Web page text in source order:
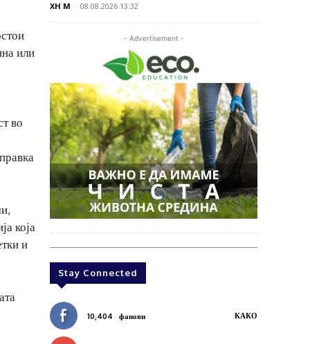
или
во
која
и
XH M - 08.08.2026 13:32
- Advertisement -
Stay Connected
10,404 фанови КАКО